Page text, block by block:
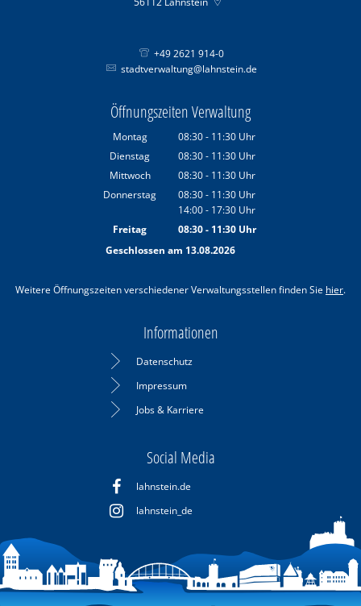
+49 2621 914-0
stadtverwaltung@lahnstein.de
Öffnungszeiten Verwaltung
Montag 08:30- 11:30 Uhr
Von 08:30 bis 11:30 Uhr
Dienstag 08:30- 11:30 Uhr
Von 08:30 bis 11:30 Uhr
Mittwoch 08:30- 11:30 Uhr
Von 08:30 bis 11:30 Uhr
Donnerstag 08:30- 11:30 Uhr
Von 08:30 bis 11:30 Uhr
14:00- 17:30 Uhr
Von 14:00 bis 17:30 Uhr
Freitag 08:30- 11:30Uhr
Von 08:30 bis 11:30 Uhr
Geschlossen am 13.08.2026
Weitere Öffnungszeiten verschiedener Verwaltungsstellen finden Sie hier.
Informationen
Datenschutz
Impressum
Jobs & Karriere
Social Media
lahnstein.de
lahnstein_de